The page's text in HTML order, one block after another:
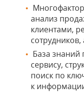
анализ
клиентами,
База знаний
сервису,
поиск по
к